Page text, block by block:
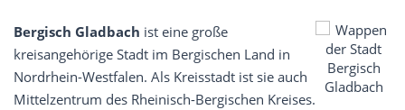
Bergisch Gladbach ist eine große
kreisangehörige Stadt im Bergischen Land in
Nordrhein-Westfalen. Als Kreisstadt ist sie auch
Mittelzentrum des Rheinisch-Bergischen Kreises.